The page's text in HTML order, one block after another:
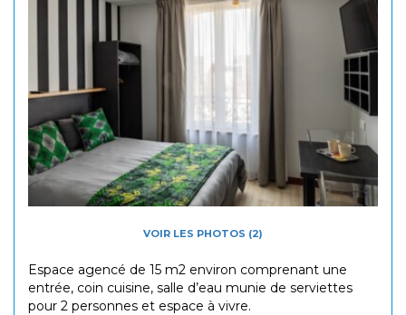
VOIR LES PHOTOS (2)
Espace agencé de 15 m2 environ comprenant une
entrée, coin cuisine, salle d’eau munie de serviettes
pour 2 personnes et espace à vivre.